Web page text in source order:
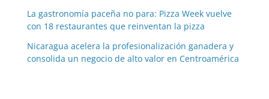
La gastronomía paceña no para: Pizza Week vuelve
con 18 restaurantes que reinventan la pizza
Nicaragua acelera la profesionalización ganadera y
consolida un negocio de alto valor en Centroamérica